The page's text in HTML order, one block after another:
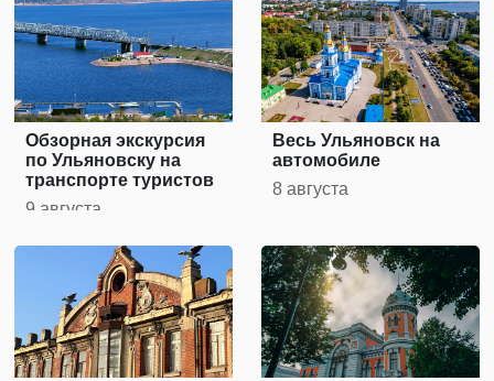
Обзорная экскурсия
по Ульяновску на
транспорте туристов
9 августа
Весь Ульяновск на
автомобиле
8 августа